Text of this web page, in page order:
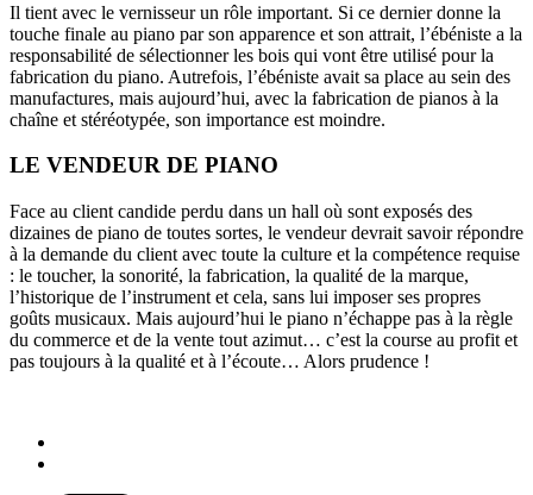
Il tient avec le vernisseur un rôle important. Si ce dernier donne la
touche finale au piano par son apparence et son attrait, l’ébéniste a la
responsabilité de sélectionner les bois qui vont être utilisé pour la
fabrication du piano. Autrefois, l’ébéniste avait sa place au sein des
manufactures, mais aujourd’hui, avec la fabrication de pianos à la
chaîne et stéréotypée, son importance est moindre.
LE VENDEUR DE PIANO
Face au client candide perdu dans un hall où sont exposés des
dizaines de piano de toutes sortes, le vendeur devrait savoir répondre
à la demande du client avec toute la culture et la compétence requise
: le toucher, la sonorité, la fabrication, la qualité de la marque,
l’historique de l’instrument et cela, sans lui imposer ses propres
goûts musicaux. Mais aujourd’hui le piano n’échappe pas à la règle
du commerce et de la vente tout azimut… c’est la course au profit et
pas toujours à la qualité et à l’écoute… Alors prudence !